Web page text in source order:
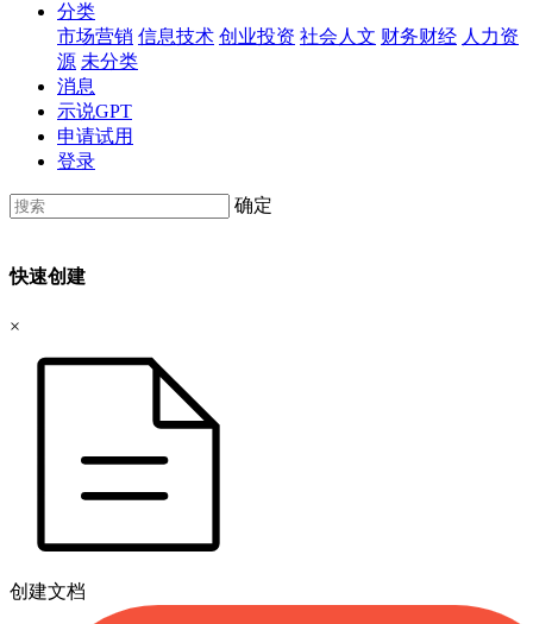
分类
市场营销 信息技术 创业投资 社会人文 财务财经 人力资
源 未分类
消息
示说GPT
申请试用
登录
确定
快速创建
×
创建文档